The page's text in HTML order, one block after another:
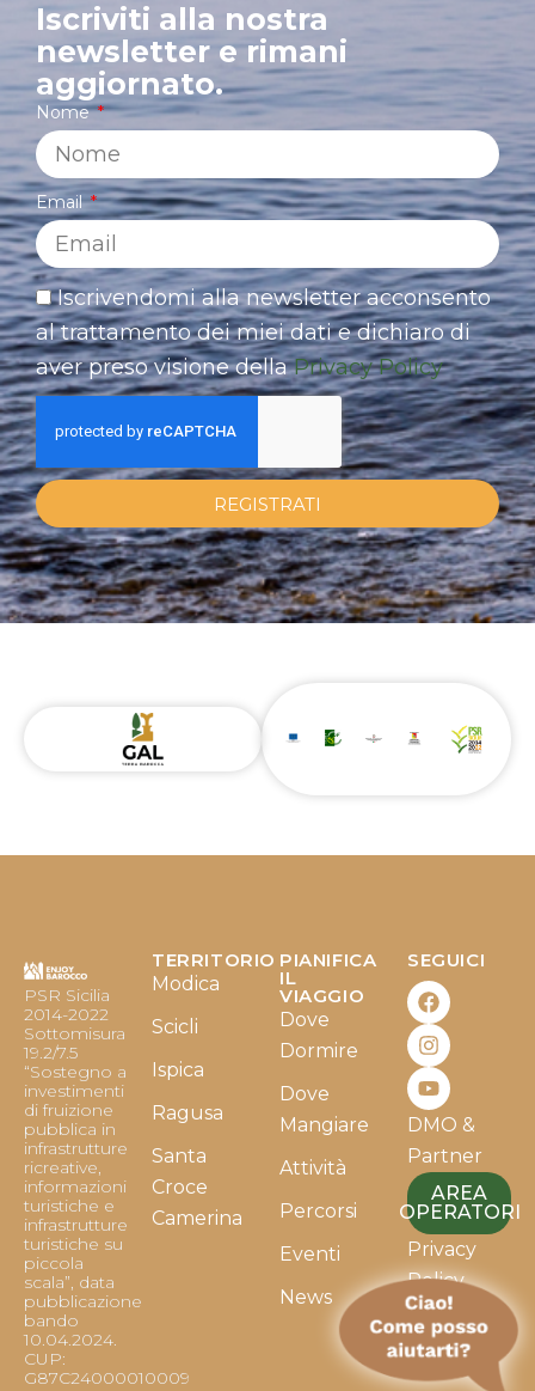
Iscriviti alla nostra
newsletter e rimani
aggiornato.
Nome
Email
Iscrivendomi alla newsletter acconsento
al trattamento dei miei dati e dichiaro di
aver preso visione dellaPrivacy Policy
REGISTRATI
PSR Sicilia
2014-2022
Sottomisura
19.2/7.5
“Sostegno a
investimenti
di fruizione
pubblica in
infrastrutture
ricreative,
informazioni
turistiche e
infrastrutture
turistiche su
piccola
scala”, data
pubblicazione
bando
10.04.2024.
CUP:
G87C24000010009
TERRITORIO
Modica
Scicli
Ispica
Ragusa
Santa
Croce
Camerina
PIANIFICA
IL
VIAGGIO
Dove
Dormire
Dove
Mangiare
Attività
Percorsi
Eventi
News
SEGUICI
F
a
c
e
b
o
o
k
I
n
s
t
a
g
r
a
m
Y
o
u
t
u
b
e
DMO &
Partner
AREA
OPERATORI
Privacy
Policy
Cookie
Policy